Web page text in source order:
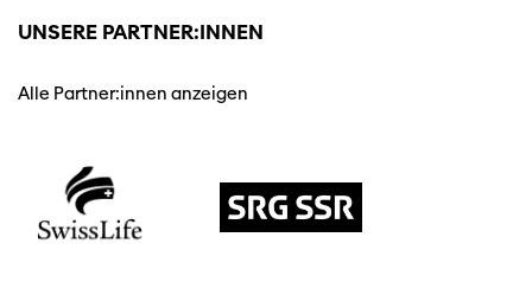
UNSERE PARTNER:INNEN
Alle Partner:innen anzeigen